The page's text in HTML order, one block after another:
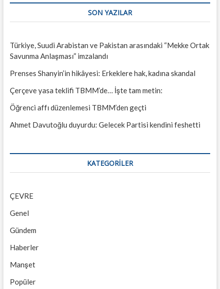
güvenli
SON YAZILAR
Türkiye, Suudi Arabistan ve Pakistan arasındaki “Mekke Ortak
Savunma Anlaşması” imzalandı
Prenses Shanyin’in hikâyesi: Erkeklere hak, kadına skandal
Çerçeve yasa teklifi TBMM’de… İşte tam metin:
Öğrenci affı düzenlemesi TBMM’den geçti
Ahmet Davutoğlu duyurdu: Gelecek Partisi kendini feshetti
KATEGORILER
ÇEVRE
Genel
Gündem
Haberler
Manşet
Popüler